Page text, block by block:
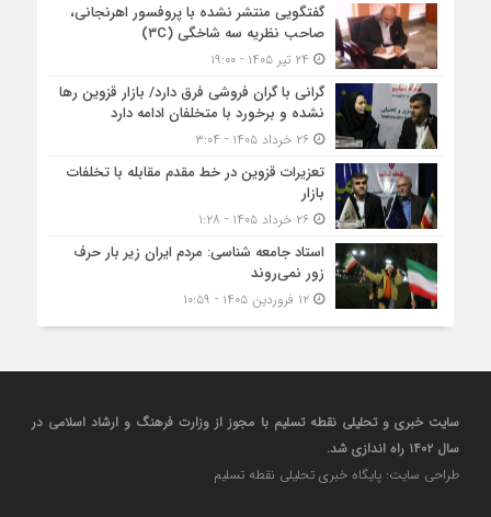
گفتگویی منتشر نشده با پروفسور اهرنجانی،
صاحب نظریه سه‌ شاخگی (۳C)
گرانی با گران‌ فروشی فرق دارد/ بازار قزوین رها
نشده و برخورد با متخلفان ادامه دارد
۲۶ خرداد ۱۴۰۵ - ۳:۰۴
تعزیرات قزوین در خط مقدم مقابله با تخلفات
بازار
۲۶ خرداد ۱۴۰۵ - ۱:۲۸
استاد جامعه شناسی: مردم ایران زیر بار حرف
زور نمی‌روند
۱۲ فروردین ۱۴۰۵ - ۱۰:۵۹
سایت خبری و تحلیلی نقطه تسلیم با مجوز از وزارت فرهنگ و ارشاد اسلامی در
سال ۱۴۰۲ راه اندازی شد.
طراحی سایت: پایگاه خبری تحلیلی نقطه تسلیم